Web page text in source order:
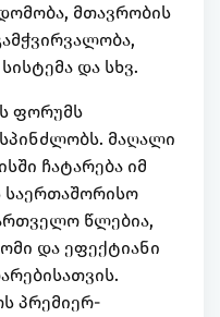
მთავრობის
და სხვ.
ფორუმს
მაღალი
ჩატარება იმ
საერთაშორისო
წლებია,
და ეფექტიანი
პრემიერ-